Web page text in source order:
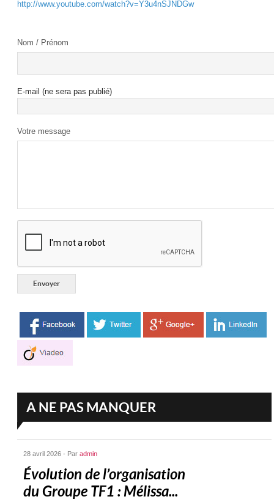
http://www.youtube.com/watch?v=Y3u4nSJNDGw
Nom / Prénom
E-mail (ne sera pas publié)
Votre message
A NE PAS MANQUER
28 avril 2026 - Paradmin
Évolution de l’organisation
du Groupe TF1 : Mélissa...